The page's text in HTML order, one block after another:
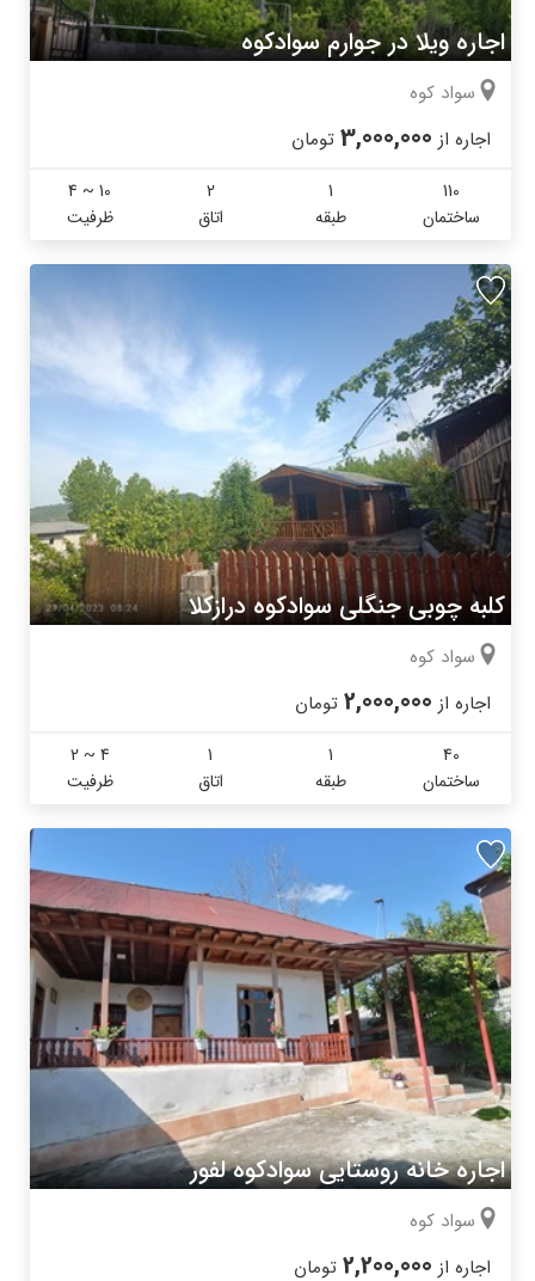
اجاره ویلا در جوارم سوادکوه
سواد کوه
اجاره از 3,000,000 تومان
110
ساختمان
1
طبقه
2
اتاق
4 ~ 10
ظرفیت
کلبه چوبی جنگلی سوادکوه درازکلا
سواد کوه
اجاره از 2,000,000 تومان
40
ساختمان
1
طبقه
1
اتاق
2 ~ 4
ظرفیت
اجاره خانه روستایی سوادکوه لفور
سواد کوه
اجاره از 2,200,000 تومان